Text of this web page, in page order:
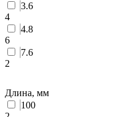
3.6
4
4.8
6
7.6
2
Длина, мм
100